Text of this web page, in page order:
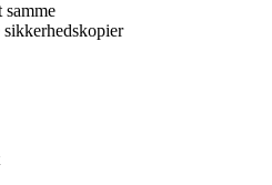
samme